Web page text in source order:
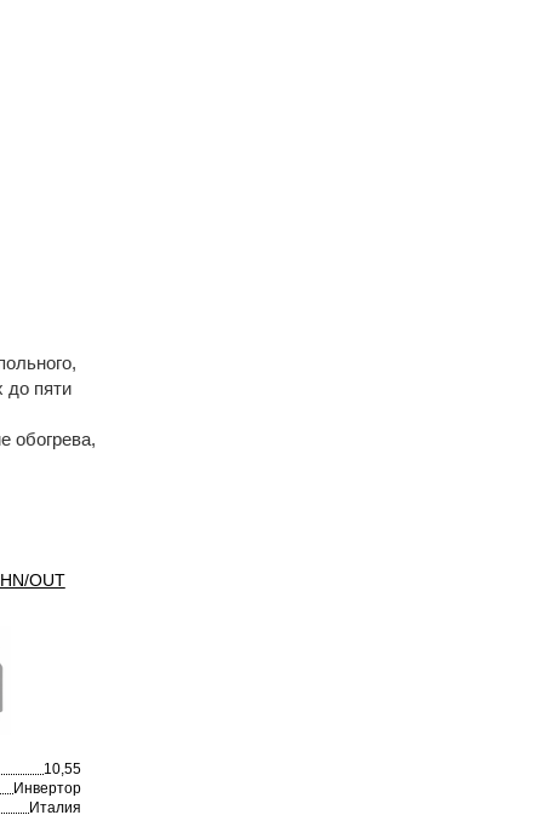
до пяти
обогрева,
OUT
10,55
Инвертор
Италия